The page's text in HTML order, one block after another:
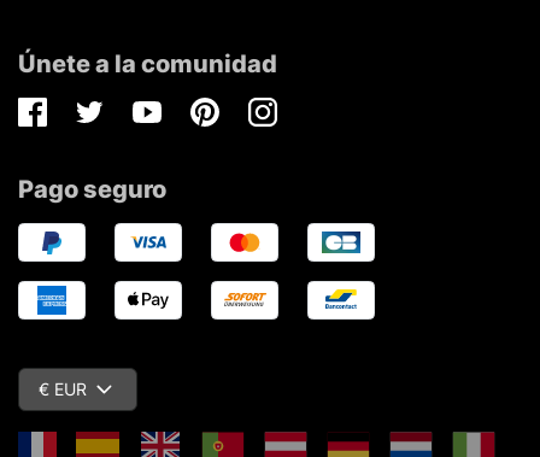
Únete a la comunidad
FacebookTwitterYoutubePinterestInstagram
Pago seguro
€ EUR